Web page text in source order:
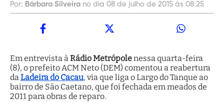
Por: Bárbara Silveira no dia 08 de julho de 2015 às 08:25
Em entrevista àRádio Metrópolenessa quarta-feira
(8), o prefeito ACM Neto (DEM) comentou a reabertura
daLadeira do Cacau, via que liga o Largo do Tanque ao
bairro de São Caetano, que foi fechada em meados de
2011 para obras de reparo.